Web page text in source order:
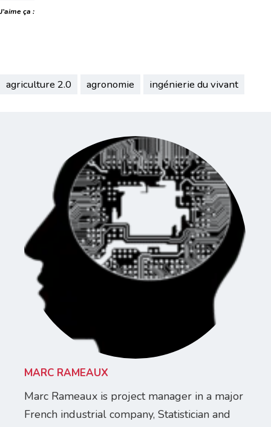
J’aime ça :
agriculture 2.0 agronomie ingénierie du vivant
MARC RAMEAUX
Marc Rameaux is project manager in a major
French industrial company, Statistician and